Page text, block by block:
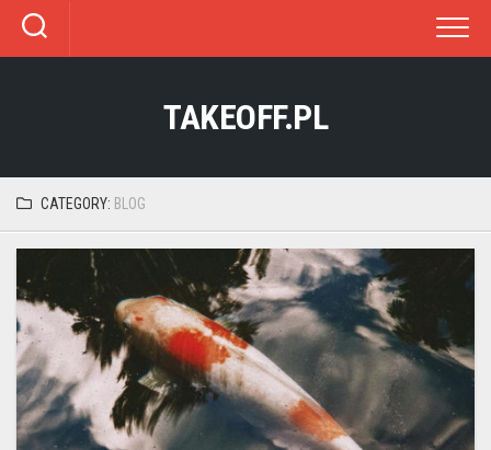
Skip
content
TAKEOFF.PL
CATEGORY: BLOG